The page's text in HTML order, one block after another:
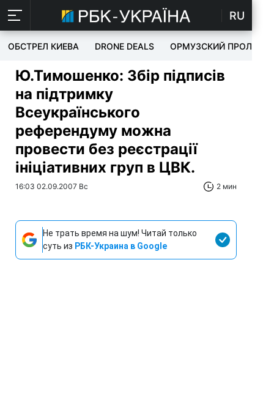
RU
ОБСТРЕЛ КИЕВА DRONE DEALS ОРМУЗСКИЙ ПРОЛИВ
Ю.Тимошенко: Збір підписів
на підтримку
Всеукраїнського
референдуму можна
провести без реєстрації
ініціативних груп в ЦВК.
16:03 02.09.2007 Вс 2 мин
Не трать время на шум! Читай только
суть из РБК-Украина в Google